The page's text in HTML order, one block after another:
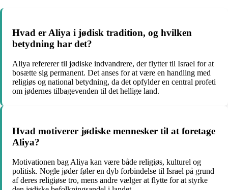
Hvad er Aliya i jødisk tradition, og hvilken
betydning har det?
Aliya refererer til jødiske indvandrere, der flytter til Israel for at
bosætte sig permanent. Det anses for at være en handling med
religiøs og national betydning, da det opfylder en central profeti
om jødernes tilbagevenden til det hellige land.
Hvad motiverer jødiske mennesker til at foretage
Aliya?
Motivationen bag Aliya kan være både religiøs, kulturel og
politisk. Nogle jøder føler en dyb forbindelse til Israel på grund
af deres religiøse tro, mens andre vælger at flytte for at styrke